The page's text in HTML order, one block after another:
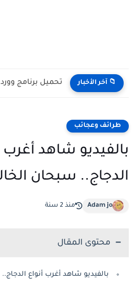
📁 آخر الأخبار
طرائف وعجائب
بالفيديو شاهد أغرب
الدجاج.. سبحان
Adam jo منذ 2 سنة
محتوى المقال
بالفيديو شاهد أغرب أنواع